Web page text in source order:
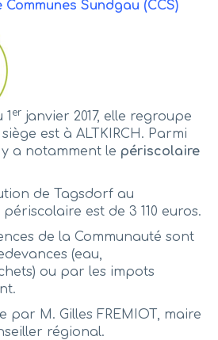
Communes Sundgau (CCS)
er janvier 2017, elle regroupe
est à ALTKIRCH. Parmi
a notamment le périscolaire
de Tagsdorf au
est de 3 110 euros.
de la Communauté sont
(eau,
ou par les impots
par M. Gilles FREMIOT, maire
régional.